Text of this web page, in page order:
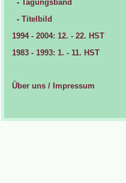
- Tagungsband
- Titelbild
1994 - 2004: 12. - 22. HST
1983 - 1993: 1. - 11. HST
Über uns / Impressum